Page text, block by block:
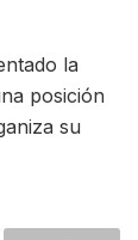
la
posición
su